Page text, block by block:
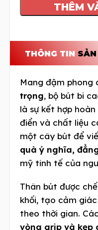
THÊM
THÔNG TIN
Mang đậm phong
trọng, bộ bút bi
là sự kết hợp
điển và chất liệu
một cây bút để
quà ý nghĩa,
mỹ tinh tế của
Thân bút được
khối, tạo cảm
theo thời gian.
vòng grip và kẹp